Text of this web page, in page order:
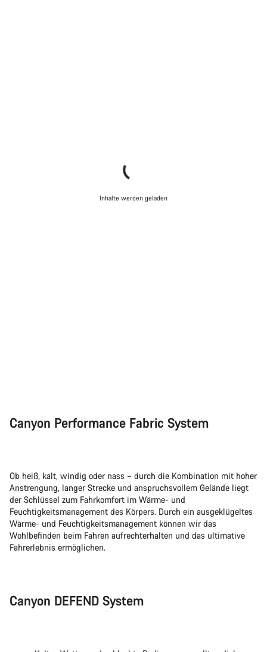
Inhalte werden geladen
Canyon Performance Fabric System
Ob heiß, kalt, windig oder nass – durch die Kombination mit hoher
Anstrengung, langer Strecke und anspruchsvollem Gelände liegt
der Schlüssel zum Fahrkomfort im Wärme- und
Feuchtigkeitsmanagement des Körpers. Durch ein ausgeklügeltes
Wärme- und Feuchtigkeitsmanagement können wir das
Wohlbefinden beim Fahren aufrechterhalten und das ultimative
Fahrerlebnis ermöglichen.
Canyon DEFEND System